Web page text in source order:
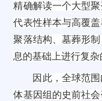
精确解读一个大型
代表性样本与高覆
聚落结构、墓葬形
息的基础上进行复杂
因此，全球范
体基因组的史前社